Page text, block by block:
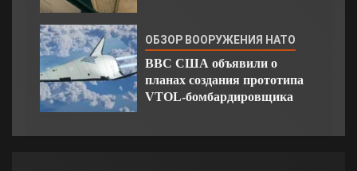
ОБЗОР ВООРУЖЕНИЯ НАТО
ВВС США объявили о
планах создания прототипа
VTOL-бомбардировщика